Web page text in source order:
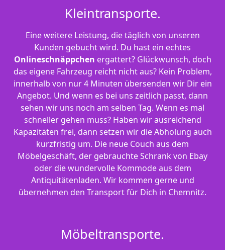
Kleintransporte.
Eine weitere Leistung, die täglich von unseren
Kunden gebucht wird. Du hast ein echtes
Onlineschnäppchen ergattert? Glückwunsch, doch
das eigene Fahrzeug reicht nicht aus? Kein Problem,
innerhalb von nur 4 Minuten übersenden wir Dir ein
Angebot. Und wenn es bei uns zeitlich passt, dann
sehen wir uns noch am selben Tag. Wenn es mal
schneller gehen muss? Haben wir ausreichend
Kapazitäten frei, dann setzen wir die Abholung auch
kurzfristig um. Die neue Couch aus dem
Möbelgeschäft, der gebrauchte Schrank von Ebay
oder die wundervolle Kommode aus dem
Antiquitätenladen. Wir kommen gerne und
übernehmen den Transport für Dich in Chemnitz.
Möbeltransporte.